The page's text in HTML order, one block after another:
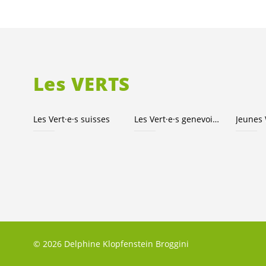
Les VERTS
Les Vert·e·s suisses LesVert·e·s genevois·es Jeunes
© 2026 Delphine Klopfenstein Broggini